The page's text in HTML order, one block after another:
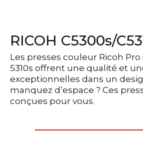
RICOH C5300s/
Les presses couleur Ricoh Pro
5310s offrent une qualité et
exceptionnelles dans un
manquez d’espace ? Ces
conçues pour vous.